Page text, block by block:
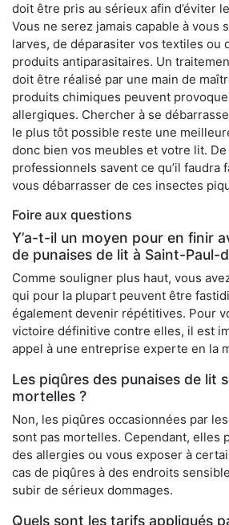
doit être pris au sérieux afin d’éviter
Vous ne serez jamais capable à vous
larves, de déparasiter vos textiles ou
produits antiparasitaires. Un
doit être réalisé par une main de
produits chimiques peuvent
allergiques. Chercher à se
le plus tôt possible reste une
donc bien vos meubles et votre lit.
professionnels savent ce qu’il faudra
vous débarrasser de ces insectes
Foire aux questions
Y’a-t-il un moyen pour en finir
de punaises de lit à Saint-Paul-
Comme souligner plus haut, vous
qui pour la plupart peuvent être
également devenir répétitives. Pour
victoire définitive contre elles, il est
appel à une entreprise experte en la
Les piqûres des punaises de lit
mortelles ?
Non, les piqûres occasionnées par
sont pas mortelles. Cependant, elles
des allergies ou vous exposer à
cas de piqûres à des endroits
subir de sérieux dommages.
Quels sont les tarifs appliqués